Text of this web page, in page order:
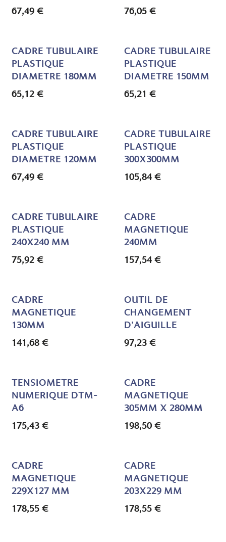
67,49 €
76,05€
CADRE TUBULAIRE
PLASTIQUE
DIAMETRE 180MM
65,12 €
CADRE TUBULAIRE
PLASTIQUE
DIAMETRE 150MM
65,21 €
CADRE TUBULAIRE
PLASTIQUE
DIAMETRE 120MM
67,49 €
CADRE TUBULAIRE
PLASTIQUE
300X300MM
105,84€
CADRE TUBULAIRE
PLASTIQUE
240X240 MM
75,92 €
CADRE
MAGNETIQUE
240MM
157,54€
CADRE
MAGNETIQUE
130MM
141,68 €
OUTIL DE
CHANGEMENT
D'AIGUILLE
97,23€
TENSIOMETRE
NUMERIQUE DTM-
A6
175,43 €
CADRE
MAGNETIQUE
305MM X 280MM
198,50€
CADRE
MAGNETIQUE
229X127 MM
178,55 €
CADRE
MAGNETIQUE
203X229 MM
178,55€